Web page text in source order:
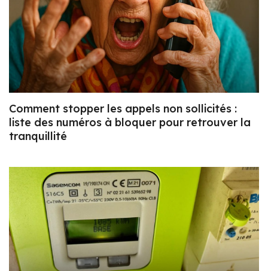
Comment stopper les appels non sollicités :
liste des numéros à bloquer pour retrouver la
tranquillité